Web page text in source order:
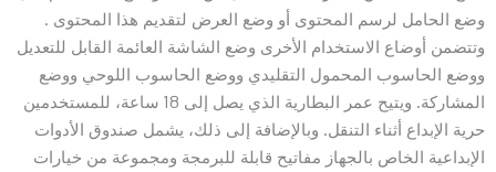
وضع الحامل لرسم المحتوى أو وضع العرض لتقديم هذا المحتوى .
وتتضمن أوضاع الاستخدام الأخرى وضع الشاشة العائمة القابل للتعديل
ووضع الحاسوب المحمول التقليدي ووضع الحاسوب اللوحي ووضع
المشاركة. ويتيح عمر البطارية الذي يصل إلى 18 ساعة، للمستخدمين
حرية الإبداع أثناء التنقل. وبالإضافة إلى ذلك، يشمل صندوق الأدوات
الإبداعية الخاص بالجهاز مفاتيح قابلة للبرمجة ومجموعة من خيارات